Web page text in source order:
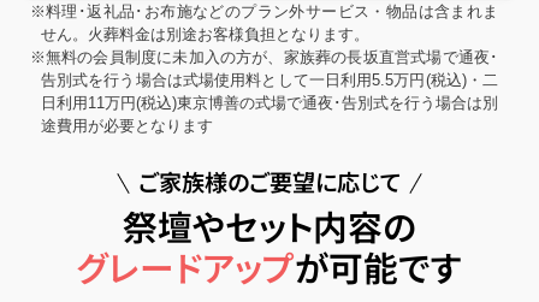
※料理･返礼品･お布施などのプラン外サービス・物品は含まれま
せん。火葬料金は別途お客様負担となります。
※無料の会員制度に未加入の方が、家族葬の長坂直営式場で通夜･
告別式を行う場合は式場使用料として一日利用5.5万円(税込)・二
日利用11万円(税込)東京博善の式場で通夜･告別式を行う場合は別
途費用が必要となります
ご家族様のご要望に応じて
祭壇やセット内容の
グレードアップが可能です